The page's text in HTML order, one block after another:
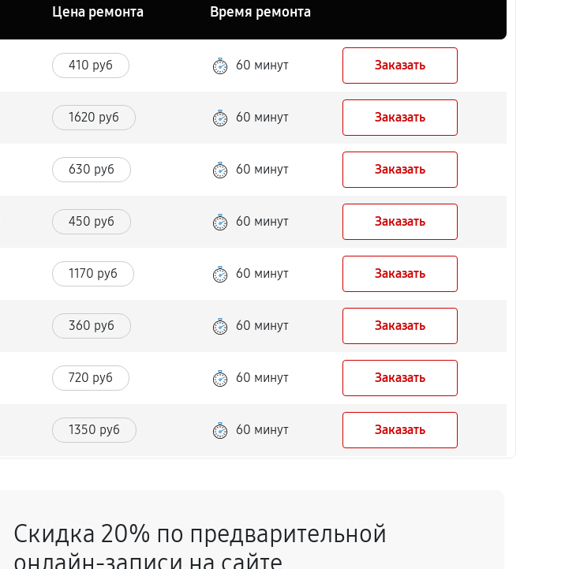
Цена ремонта Время ремонта
410 руб 60 минут Заказать
1620 руб 60 минут Заказать
630 руб 60 минут Заказать
450 руб 60 минут Заказать
1170 руб 60 минут Заказать
360 руб 60 минут Заказать
720 руб 60 минут Заказать
1350 руб 60 минут Заказать
360 руб 60 минут Заказать
Скидка 20% по предварительной
онлайн-записи на сайте